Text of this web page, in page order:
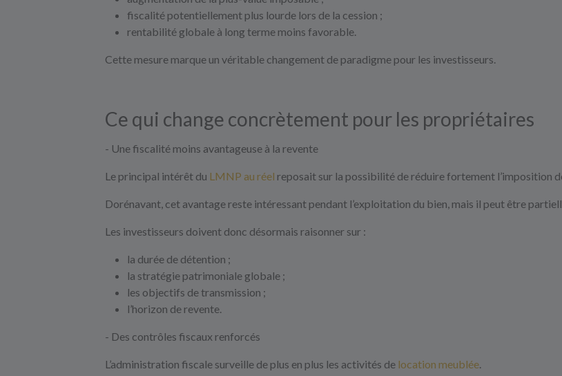
fiscalité potentiellement plus lourde lors de la cession ;
rentabilité globale à long terme moins favorable.
Cette mesure marque un véritable changement de paradigme pour les investisseurs.
Ce qui change concrètement pour les propriétaires
- Une fiscalité moins avantageuse à la revente
Le principal intérêt du LMNP au réel reposait sur la possibilité de réduire fortement l’imposition
Dorénavant, cet avantage reste intéressant pendant l’exploitation du bien, mais il peut être
Les investisseurs doivent donc désormais raisonner sur :
la durée de détention ;
la stratégie patrimoniale globale ;
les objectifs de transmission ;
l’horizon de revente.
- Des contrôles fiscaux renforcés
L’administration fiscale surveille de plus en plus les activités de location meublée.